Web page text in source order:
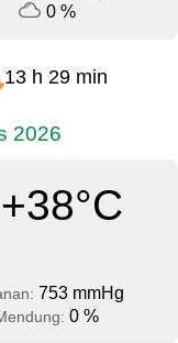
0 %
13 h 29 min
2026
+38°C
753 mmHg
0 %